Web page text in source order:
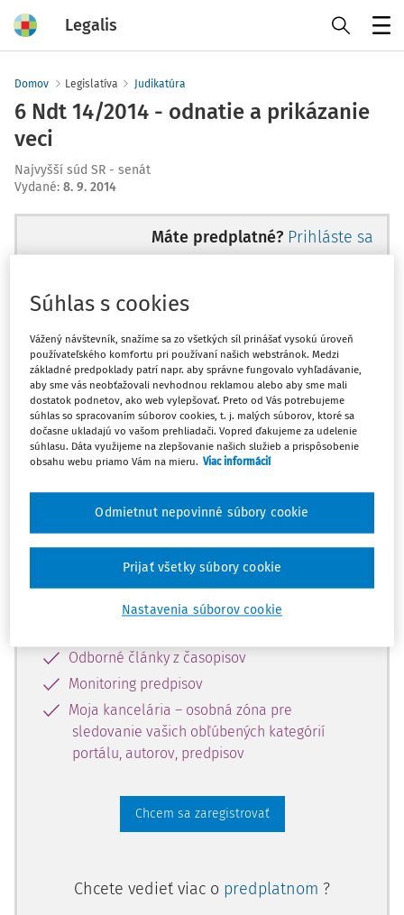
Legalis
Domov Legislatíva Judikatúra
6 Ndt 14/2014 - odnatie a prikázanie
veci
Najvyšší súd SR - senát
Vydané: 8. 9. 2014
Máte predplatné? Prihláste sa
Ups, zatiaľ ste si prečítali len
začiatok...
Celý odborný obsah z tejto oblasti je
dostupný predplatiteľom portálu.
Odomknite si prístup k odbornému
obsahu a získajte prístup na 10 dní
zdarma, stačí sa len zaregistrovať.
Vďaka registrácii získate prístup aj k
vybranému obsahu:
Odborné články z časopisov
Monitoring predpisov
Moja kancelária – osobná zóna pre
sledovanie vašich obľúbených kategórií
portálu, autorov, predpisov
Chcem sa zaregistrovať
Chcete vedieť viac o predplatnom ?
Súhlas s cookies
Vážený návštevník, snažíme sa zo všetkých síl prinášať vysokú úroveň
používateľského komfortu pri používaní našich webstránok. Medzi
základné predpoklady patrí napr. aby správne fungovalo vyhľadávanie,
aby sme vás neobťažovali nevhodnou reklamou alebo aby sme mali
dostatok podnetov, ako web vylepšovať. Preto od Vás potrebujeme
súhlas so spracovaním súborov cookies, t. j. malých súborov, ktoré sa
dočasne ukladajú vo vašom prehliadači. Vopred ďakujeme za udelenie
súhlasu. Dáta využijeme na zlepšovanie našich služieb a prispôsobenie
obsahu webu priamo Vám na mieru. Viac informácií
Nastavenia súborov cookie
Odmietnut nepovinné súbory cookie
Prijať všetky súbory cookie